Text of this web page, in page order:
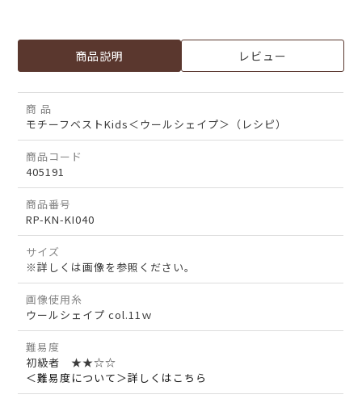
商品説明 レビュー
商 品
モチーフベストKids＜ウールシェイプ＞（レシピ）
商品コード
405191
商品番号
RP-KN-KI040
サイズ
※詳しくは画像を参照ください。
画像使用糸
ウールシェイプ col.11ｗ
難易度
初級者 ★★☆☆
＜難易度について＞詳しくはこちら